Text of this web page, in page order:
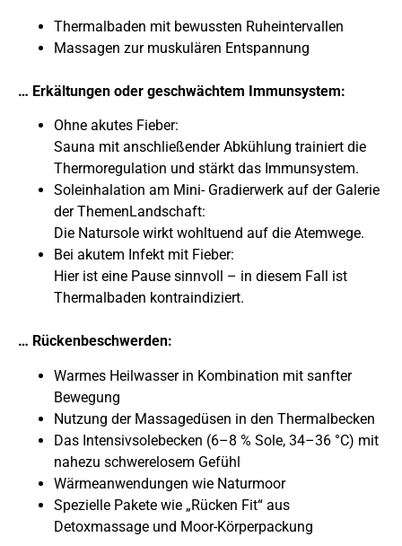
Thermalbaden mit bewussten Ruheintervallen
Massagen zur muskulären Entspannung
… Erkältungen oder geschwächtem Immunsystem:
Ohne akutes Fieber:
Sauna mit anschließender Abkühlung trainiert die
Thermoregulation und stärkt das Immunsystem.
Soleinhalation am Mini- Gradierwerk auf der Galerie
der ThemenLandschaft:
Die Natursole wirkt wohltuend auf die Atemwege.
Bei akutem Infekt mit Fieber:
Hier ist eine Pause sinnvoll – in diesem Fall ist
Thermalbaden kontraindiziert.
… Rückenbeschwerden:
Warmes Heilwasser in Kombination mit sanfter
Bewegung
Nutzung der Massagedüsen in den Thermalbecken
Das Intensivsolebecken (6–8 % Sole, 34–36 °C) mit
nahezu schwerelosem Gefühl
Wärmeanwendungen wie Naturmoor
Spezielle Pakete wie „Rücken Fit“ aus
Detoxmassage und Moor-Körperpackung